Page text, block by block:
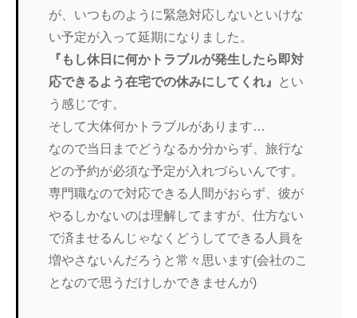
が、いつものように緊急対応しないといけな
い予定が入って延期になりました。
『もし休日に何かトラブルが発生したら即対
応できるよう在宅での休みにしてくれ』
とい
う感じです。
そして大体何かトラブルがあります…
なので当日までどうなるか分からず、旅行な
どの予約が必須な予定が入れづらいんです。
専門職なので対応できる人間がおらず、彼が
やるしかないのは理解してますが、仕方ない
で済ませるんじゃなくどうしてできる人員を
増やさないんだろうと常々思います(会社のこ
となので思うだけしかできませんが)